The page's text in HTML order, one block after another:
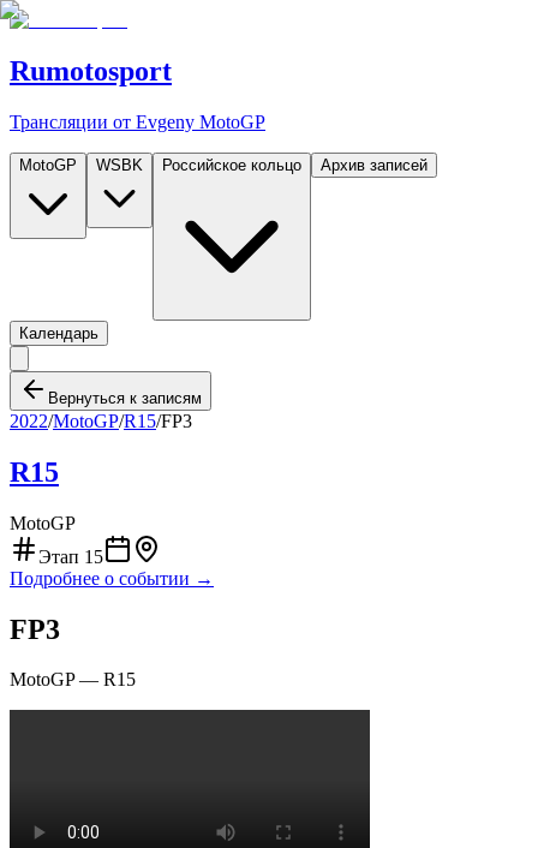
Rumotosport
Трансляции от Evgeny MotoGP
MotoGP WSBK Российское кольцо Архив записей
Календарь
Вернуться к записям
2022/MotoGP/R15/FP3
R15
MotoGP
Этап 15
Подробнее о событии →
FP3
MotoGP— R15